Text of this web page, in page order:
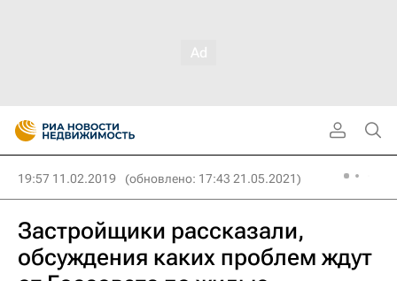
19:57 11.02.2019 (обновлено: 17:43 21.05.2021)
Застройщики рассказали,
обсуждения каких проблем ждут